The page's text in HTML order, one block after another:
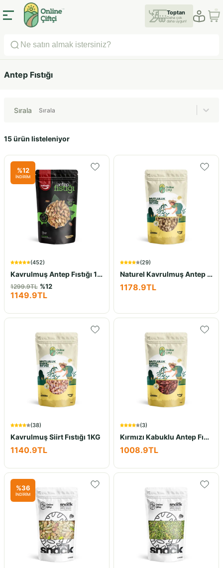
Toptan
Daha çok
daha uygun!
Antep Fıstığı
Sırala Sırala
15 ürün listeleniyor
%12
İNDİRİM
(452)
Kavrulmuş Antep Fıstığı 1Kg
1299.9TL %12
1149.9TL
(29)
Naturel Kavrulmuş Antep Fıstığı 1KG
1178.9TL
(38)
Kavrulmuş Siirt Fıstığı 1KG
1140.9TL
(3)
Kırmızı Kabuklu Antep Fıstığı 1Kg
1008.9TL
%36
İNDİRİM